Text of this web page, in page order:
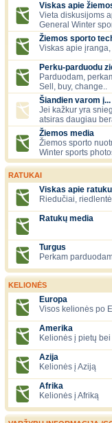
Viskas apie
Vieta diskusijoms
General Winter
Žiemos sporto
Viskas apie
Perku-parduodu
Parduodam,
Sell, buy, change..
Šiandien varom į...
Jei kažkur yra
atsiras daugiau
Žiemos media
Žiemos sporto
Winter sports
RATUKAI
Viskas apie
Riedučiai,
Ratukų media
Turgus
Perkam
KELIONĖS
Europa
Visos kelionės po
Amerika
Kelionės į pietų
Azija
Kelionės į Aziją
Afrika
Kelionės į Afriką